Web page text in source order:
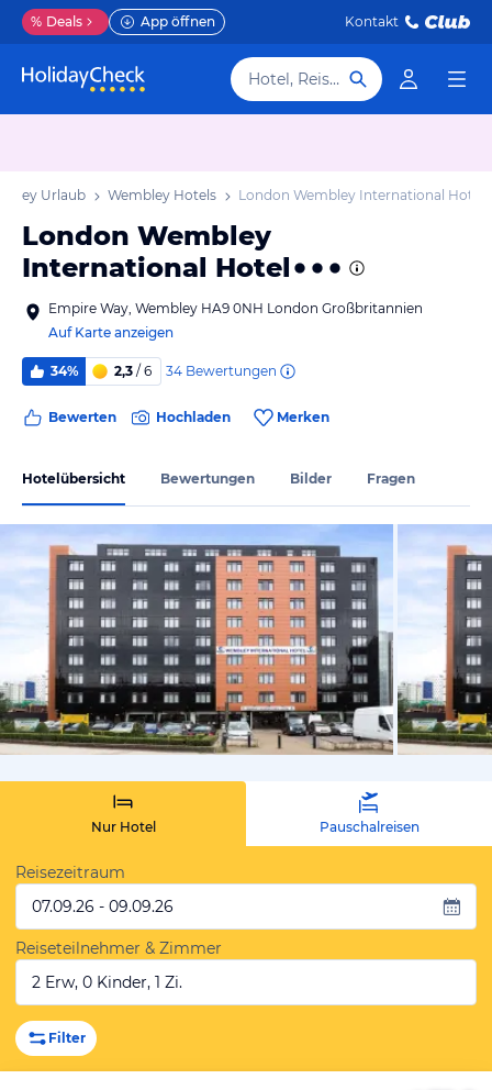
% Deals App öffnen Kontakt
Hotel, Reiseziel
Urlaub Wembley Hotels London Wembley International Hotel
London Wembley
International Hotel
Empire Way, Wembley HA9 0NH London Großbritannien
Auf Karte anzeigen
34% 2,3 / 6 34 Bewertungen
Bewerten Hochladen Merken
Hotelübersicht Bewertungen Bilder Fragen
vom
Nur Hotel Pauschalreisen
Reisezeitraum
07.09.26 - 09.09.26
Reiseteilnehmer & Zimmer
2 Erw, 0 Kinder, 1 Zi.
Filter